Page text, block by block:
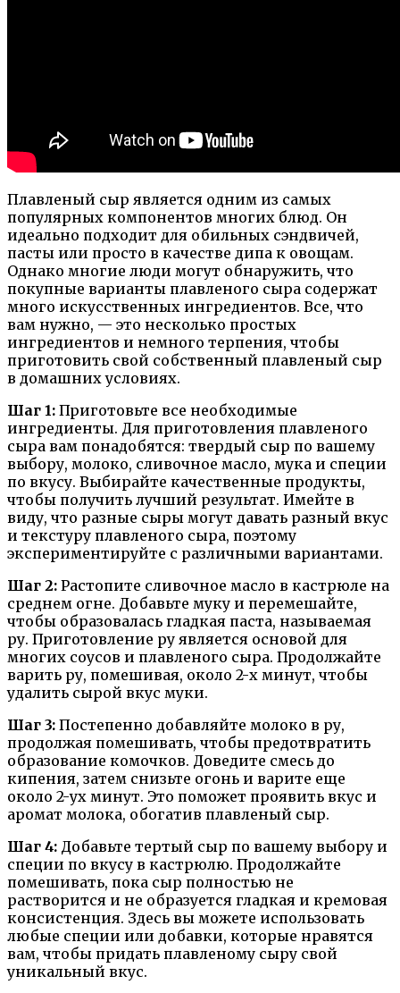
Плавленый сыр является одним из самых
популярных компонентов многих блюд. Он
идеально подходит для обильных сэндвичей,
пасты или просто в качестве дипа к овощам.
Однако многие люди могут обнаружить, что
покупные варианты плавленого сыра содержат
много искусственных ингредиентов. Все, что
вам нужно, — это несколько простых
ингредиентов и немного терпения, чтобы
приготовить свой собственный плавленый сыр
в домашних условиях.
Шаг 1: Приготовьте все необходимые
ингредиенты. Для приготовления плавленого
сыра вам понадобятся: твердый сыр по вашему
выбору, молоко, сливочное масло, мука и специи
по вкусу. Выбирайте качественные продукты,
чтобы получить лучший результат. Имейте в
виду, что разные сыры могут давать разный вкус
и текстуру плавленого сыра, поэтому
экспериментируйте с различными вариантами.
Шаг 2: Растопите сливочное масло в кастрюле на
среднем огне. Добавьте муку и перемешайте,
чтобы образовалась гладкая паста, называемая
ру. Приготовление ру является основой для
многих соусов и плавленого сыра. Продолжайте
варить ру, помешивая, около 2-х минут, чтобы
удалить сырой вкус муки.
Шаг 3: Постепенно добавляйте молоко в ру,
продолжая помешивать, чтобы предотвратить
образование комочков. Доведите смесь до
кипения, затем снизьте огонь и варите еще
около 2-ух минут. Это поможет проявить вкус и
аромат молока, обогатив плавленый сыр.
Шаг 4: Добавьте тертый сыр по вашему выбору и
специи по вкусу в кастрюлю. Продолжайте
помешивать, пока сыр полностью не
растворится и не образуется гладкая и кремовая
консистенция. Здесь вы можете использовать
любые специи или добавки, которые нравятся
вам, чтобы придать плавленому сыру свой
уникальный вкус.